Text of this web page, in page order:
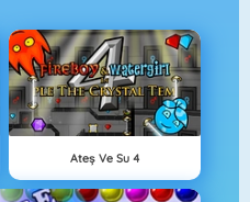
Ateş Ve Su 4